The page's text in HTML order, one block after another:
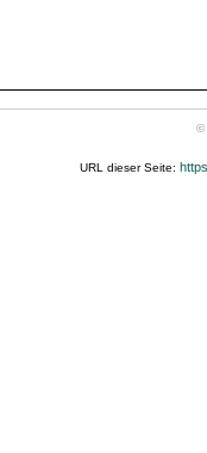
©
URL dieser Seite: